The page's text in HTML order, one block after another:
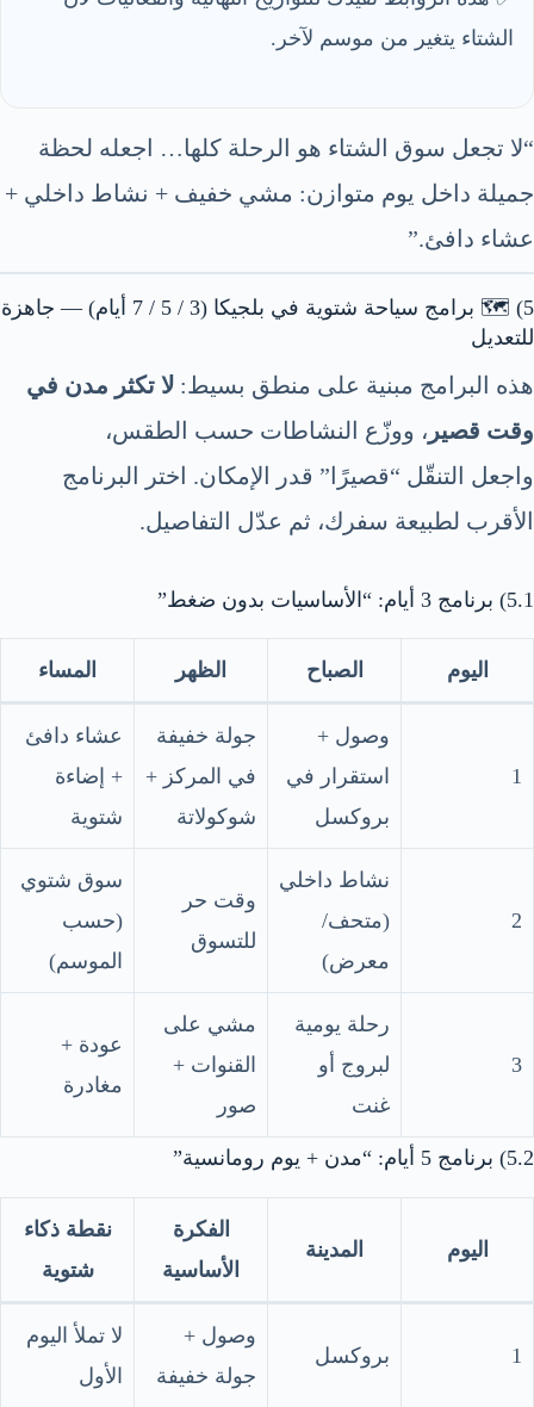
الشتاء يتغير من موسم لآخر.
“لا تجعل سوق الشتاء هو الرحلة كلها… اجعله لحظة
جميلة داخل يوم متوازن: مشي خفيف + نشاط داخلي +
عشاء دافئ.”
5) 🗺️ برامج سياحة شتوية في بلجيكا (3 / 5 / 7 أيام) — جاهزة
للتعديل
هذه البرامج مبنية على منطق بسيط: لا تكثر مدن في
وقت قصير ، ووزّع النشاطات حسب الطقس،
واجعل التنقّل “قصيرًا” قدر الإمكان. اختر البرنامج
الأقرب لطبيعة سفرك، ثم عدّل التفاصيل.
5.1) برنامج 3 أيام: “الأساسيات بدون ضغط”
اليوم الصباح الظهر المساء
1
وصول +
استقرار في
بروكسل
جولة خفيفة
في المركز +
شوكولاتة
عشاء دافئ
+ إضاءة
شتوية
2
نشاط داخلي
(متحف/
معرض)
وقت حر
للتسوق
سوق شتوي
(حسب
الموسم)
3
رحلة يومية
لبروج أو
غنت
مشي على
القنوات +
صور
عودة +
مغادرة
5.2) برنامج 5 أيام: “مدن + يوم رومانسية”
اليوم المدينة
الفكرة
الأساسية
نقطة ذكاء
شتوية
1 بروكسل
وصول +
جولة خفيفة
لا تملأ اليوم
الأول